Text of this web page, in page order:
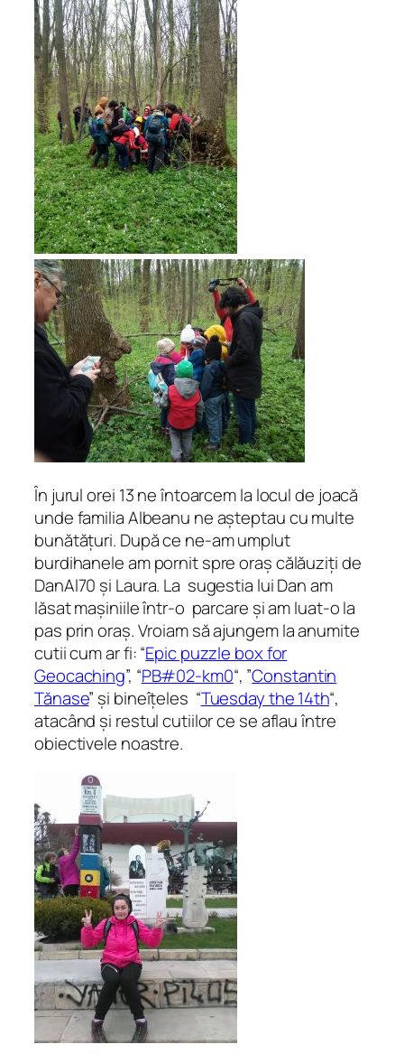
În jurul orei 13 ne întoarcem la locul de joacă
unde familia Albeanu ne așteptau cu multe
bunătățuri. După ce ne-am umplut
burdihanele am pornit spre oraș călăuziți de
DanAl70 și Laura. La sugestia lui Dan am
lăsat mașiniile într-o parcare și am luat-o la
pas prin oraș. Vroiam să ajungem la anumite
cutii cum ar fi: “Epic puzzle box for
Geocaching”, “PB#02-km0“, ”Constantin
Tănase” și bineîțeles “Tuesday the 14th“,
atacând și restul cutiilor ce se aflau între
obiectivele noastre.